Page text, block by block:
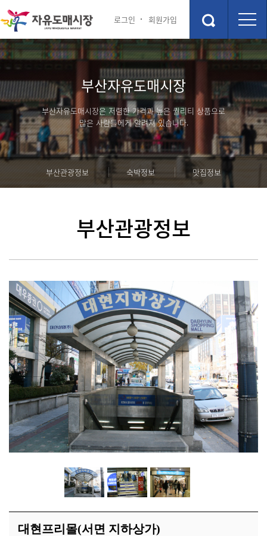
로그인 회원가입
시장안내
점포안내도
층별안내
주차장
편의시설
상점소개
상점소개
관광 및 교통정보 행사 및 이벤트
포토갤러리
커뮤니티
시장소식
부산자유시장 소개
시장소개
연혁
BI 및 캐릭터소개
찾아오시는길
부산자유도매시장
부산자유도매시장은 저렴한 가격과 높은 퀄리티 상품으로
많은 사람들에게 알려져 있습니다.
부산관광정보 숙박정보 맛집정보
부산관광정보
대현프리몰(서면 지하상가)